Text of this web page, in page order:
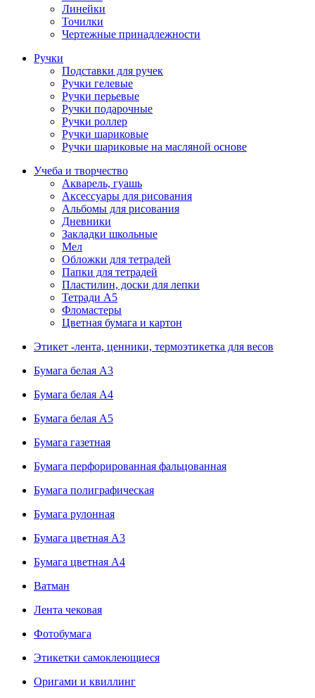
Линейки
Точилки
Чертежные принадлежности
Ручки
Подставки для ручек
Ручки гелевые
Ручки перьевые
Ручки подарочные
Ручки роллер
Ручки шариковые
Ручки шариковые на масляной основе
Учеба и творчество
Акварель, гуашь
Аксессуары для рисования
Альбомы для рисования
Дневники
Закладки школьные
Мел
Обложки для тетрадей
Папки для тетрадей
Пластилин, доски для лепки
Тетради А5
Фломастеры
Цветная бумага и картон
Этикет -лента, ценники, термоэтикетка для весов
Бумага белая А3
Бумага белая А4
Бумага белая А5
Бумага газетная
Бумага перфорированная фальцованная
Бумага полиграфическая
Бумага рулонная
Бумага цветная А3
Бумага цветная А4
Ватман
Лента чековая
Фотобумага
Этикетки самоклеющиеся
Оригами и квиллинг